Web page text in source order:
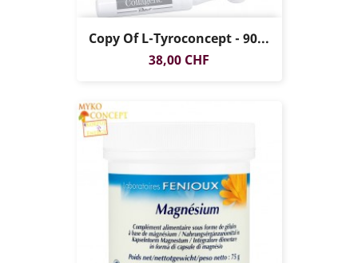
Copy Of L-Tyroconcept - 90...
Prezzo
38,00 CHF